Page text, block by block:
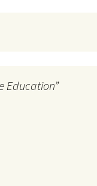
Education”